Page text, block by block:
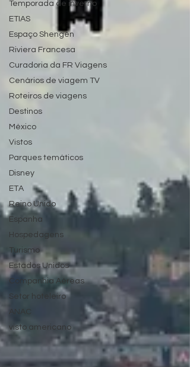
Temporada de inverno
ETIAS
Espaço Shengen
Riviera Francesa
Curadoria da FR Viagens
Cenários de viagem TV
Roteiros de viagens
Destinos
México
Vistos
Parques temáticos
Disney
ETA
Reino Unido
Espanha
Hospedagens
Turismo
Estados Unidos
Companhia Aéreas
Setor hoteleiro
ANAC
visto americano